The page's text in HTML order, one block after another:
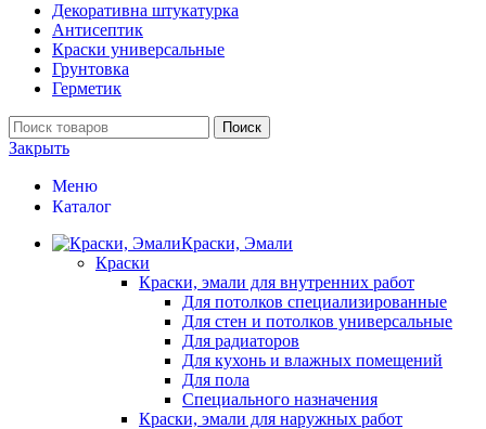
Декоративна штукатурка
Антисептик
Краски универсальные
Грунтовка
Герметик
Поиск
Закрыть
Меню
Каталог
Краски, Эмали
Краски
Краски, эмали для внутренних работ
Для потолков специализированные
Для стен и потолков универсальные
Для радиаторов
Для кухонь и влажных помещений
Для пола
Специального назначения
Краски, эмали для наружных работ